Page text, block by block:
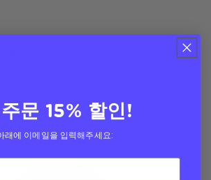
플렉스 마운트를 사용하여 이동 중이나
문 15% 할인!
래에 이메일을 입력해주세요: